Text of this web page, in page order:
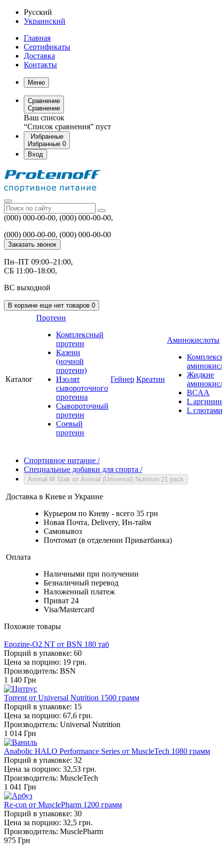
Русский
Украинский
Главная
Сертификаты
Доставка
Контакты
Меню
Сравнение
Сравнение
Ваш список
“Список сравнения” пуст
Избранные
Избранные 0
Вход
(000) 000-00-00, (000) 000-00-00,
(000) 000-00-00, (000) 000-00-00
Заказать звонок
Пн–ПТ 09:00–21:00,
СБ 11:00–18:00,
ВС выходной
В корзине еще нет товаров 0
Каталог
Протеин
Комплексный
протеин
Казеин
(ночной
протеин)
Изолят
сывороточного
протеина
Сывороточный
протеин
Соевый
протеин
Гейнер Креатин
Аминокислоты
Жидкие
BCAA
L аргинин
L
Спортивное питание /
Специальные добавки для спорта /
Animal M Stak от Animal (Universal) Nutrition 21 pack
Доставка в Киеве и Украине
Курьером по Киеву - всего 35 грн
Новая Почта, Delivery, Ин-тайм
Самовывоз
Почтомат (в отделении Приватбанка)
Оплата
Наличными при получении
Безналичный перевод
Наложенный платеж
Приват 24
Visa/Mastercard
Похожие товары
Epozine-O2 NT от BSN 180 таб
Порций в упаковке: 60
Цена за порцию: 19 грн.
Производитель: BSN
1 140 Грн
Torrent от Universal Nutrition 1500 грамм
Порций в упаковке: 15
Цена за порцию: 67,6 грн.
Производитель: Universal Nutrition
1 014 Грн
Anabolic HALO Performance Series от MuscleTech 1080 грамм
Порций в упаковке: 32
Цена за порцию: 32,53 грн.
Производитель: MuscleTech
1 041 Грн
Re-con от MusclePharm 1200 грамм
Порций в упаковке: 30
Цена за порцию: 32,5 грн.
Производитель: MusclePharm
975 Грн